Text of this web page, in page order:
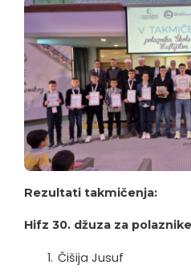
Rezultati takmičenja:
Hifz 30. džuza za
Čišija Jusuf